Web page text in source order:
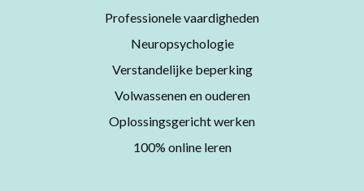
Professionele vaardigheden
Neuropsychologie
Verstandelijke beperking
Volwassenen en ouderen
Oplossingsgericht werken
100% online leren